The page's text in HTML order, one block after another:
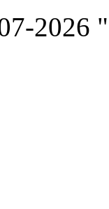
2026